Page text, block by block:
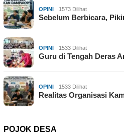
OPINI 1573 Dilihat
Sebelum Berbicara,
OPINI 1533 Dilihat
Guru di Tengah Deras
OPINI 1533 Dilihat
Realitas Organisasi
POJOK DESA